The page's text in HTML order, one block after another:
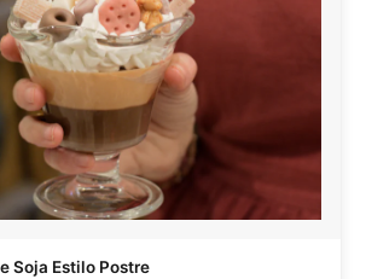
Soja Estilo Postre